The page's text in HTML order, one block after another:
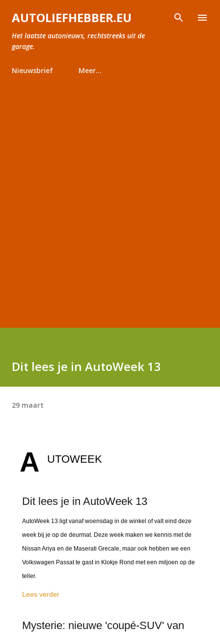
Doorgaan naar hoofdcontent
AUTOLIEFHEBBER.EU
Het laatste autonieuws, rechtstreeks uit de
garage.
Nieuwsbrief Meer…
Dit lees je in AutoWeek 13
29 maart
A UTOWEEK
Dit lees je in AutoWeek 13
AutoWeek 13 ligt vanaf woensdag in de winkel of valt eind deze
week bij je op de deurmat. Deze week maken we kennis met de
Nissan Ariya en de Maserati Grecale, maar ook hebben we een
Volkswagen Passat te gast in Klokje Rond met een miljoen op de
teller.
Lees verder
Mysterie: nieuwe 'coupé-SUV' van